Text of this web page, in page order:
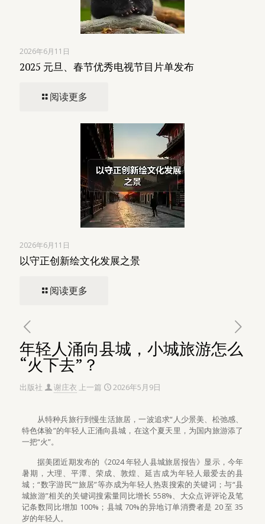
2026年6月11日
2025 元旦、春节优秀电视节目片单发布
阅读更多
2026年6月11日
以守正创新绘文化发展之景
阅读更多
年轻人涌向县城，小城旅游怎么
“火下去”？
出版社 谢庄衣 上一篇 2026年5月9日
从特种兵旅行到慢生活旅居，一波追求“人少景美、松弛感、
特色体验”的年轻人正涌向县城，在这个夏天里，为国内旅游添了
一把“火”。
据美团近期发布的《2024 年轻人县城旅居报告》显示，今年
暑期，大理、平潭、荣成、敦煌、延吉成为年轻人最爱去的县
城；“数字游民”“旅居”等亦成为年轻人热衷搜索的关键词；与“县
城旅游”相关的关键词搜索量同比增长 558%、大众点评评论及笔
记条数同比增加 100%；县城 70%的异地订单消费者是 20 至 35
岁的年轻人。